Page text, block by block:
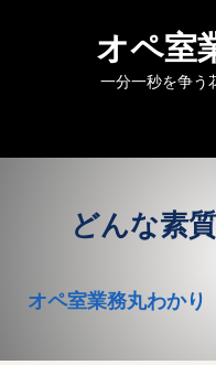
オペ室
一分一秒を争う
どんな素
オペ室業務丸わかり